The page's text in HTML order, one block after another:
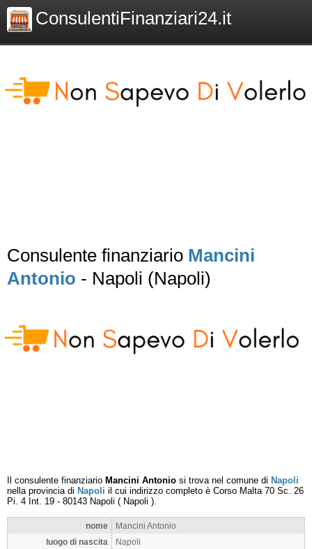
ConsulentiFinanziari24.it
Consulente finanziario Mancini
Antonio - Napoli (Napoli)
Il consulente finanziario Mancini Antonio si trova nel comune di Napoli
nella provincia di Napoli il cui indirizzo completo è Corso Malta 70 Sc. 26
Pi. 4 Int. 19 - 80143 Napoli ( Napoli ).
nome
Mancini Antonio
luogo di nascita
Napoli